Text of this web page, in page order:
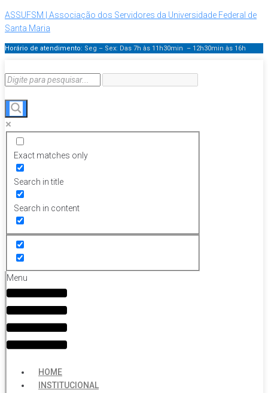
ASSUFSM | Associação dos Servidores da Universidade Federal de
Santa Maria
Horário de atendimento: Seg – Sex: Das 7h às 11h30min – 12h30min às 16h
Exact matches only
Search in title
Search in content
Menu
HOME
INSTITUCIONAL